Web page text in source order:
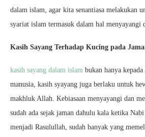
dalam islam, agar kita senantiasa melakukan
syariat islam termasuk dalam hal menyayangi
Kasih Sayang Terhadap Kucing pada
kasih sayang dalam islam bukan hanya
manusia, kasih syayang juga berlaku untuk
makhluk Allah. Kebiasaan menyayangi dan
sudah ada sejak jaman dahulu kala ketika
menjadi Rasulullah, sudah banyak yang